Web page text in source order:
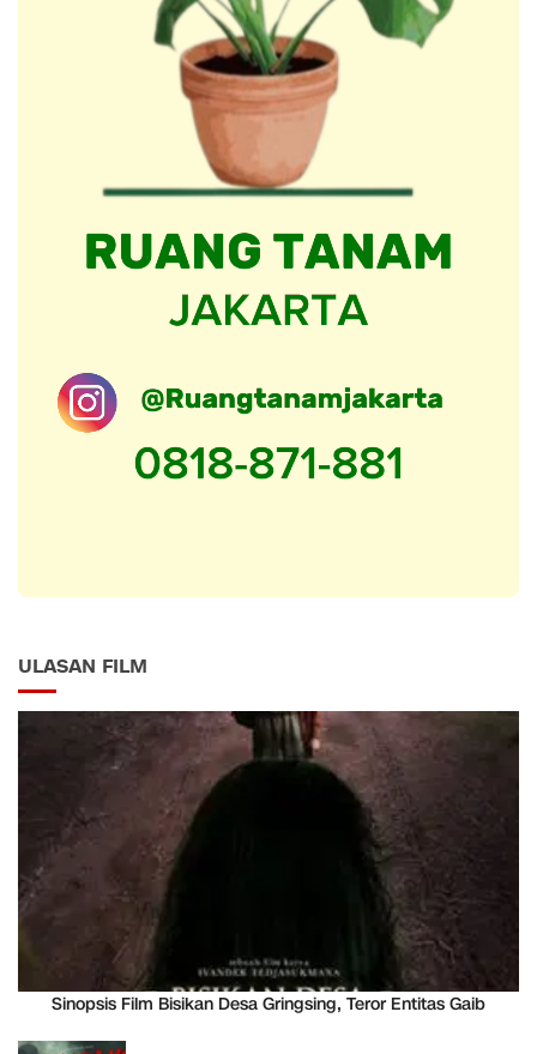
ULASAN FILM
Sinopsis Film Bisikan Desa Gringsing, Teror Entitas Gaib